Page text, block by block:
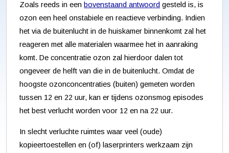
Zoals reeds in een bovenstaand antwoord gesteld is, is
ozon een heel onstabiele en reactieve verbinding. Indien
het via de buitenlucht in de huiskamer binnenkomt zal het
reageren met alle materialen waarmee het in aanraking
komt. De concentratie ozon zal hierdoor dalen tot
ongeveer de helft van die in de buitenlucht. Omdat de
hoogste ozonconcentraties (buiten) gemeten worden
tussen 12 en 22 uur, kan er tijdens ozonsmog episodes
het best verlucht worden voor 12 en na 22 uur.
In slecht verluchte ruimtes waar veel (oude)
kopieertoestellen en (of) laserprinters werkzaam zijn